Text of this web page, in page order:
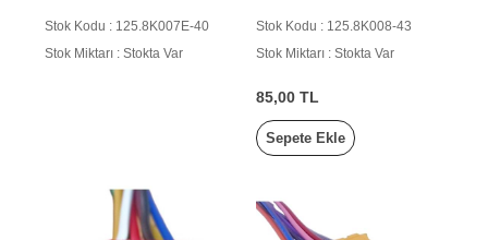
Stok Kodu : 125.8K007E-40
Stok Miktarı : Stokta Var
Stok Kodu : 125.8K008-43
Stok Miktarı : Stokta Var
85,00 TL
Sepete Ekle